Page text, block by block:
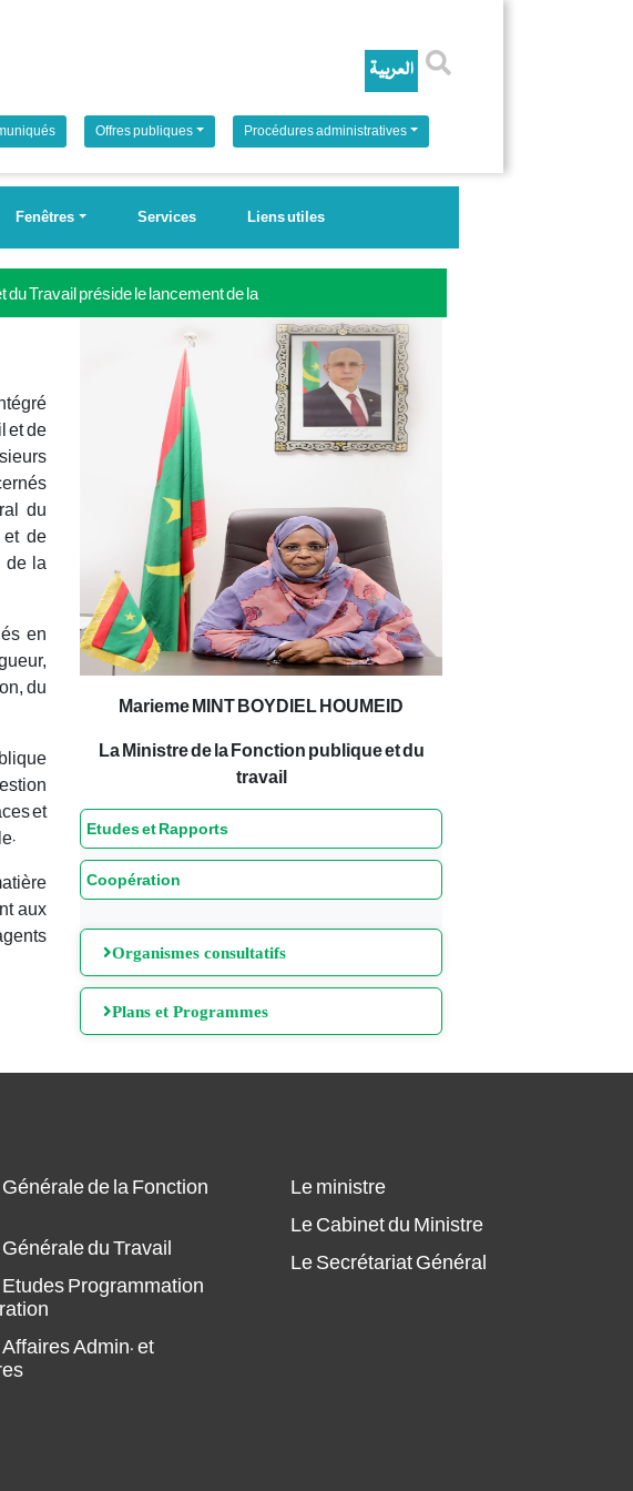
Rechercher
Offres publiques Procédures administratives
Fenêtres Services Liens utiles
du Travail préside le lancement de la
et de
du
et de
de la
en
du
et
aux
Marieme MINT BOYDIEL HOUMEID
La Ministre de la Fonction publique et du
travail
Etudes et Rapports
Coopération
Organismes consultatifs
Publique et de la Réforme
Plans et Programmes
Modifié du 27 octobre 2025
Plan annuel des Achats du MFPT 2025
de la Fonction
du Travail
Programmation
Admin. et
Le ministre
Le Cabinet du Ministre
Le Secrétariat Général